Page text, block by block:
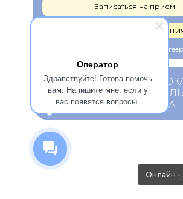
Оператор
Здравствуйте! Готова помочь
вам. Напишите мне, если у
вас появятся вопросы.
Правовая
Записаться на прием
Изображения взяты с
ИМЕЮТСЯ
НЕОБХОДИМА
СПЕЦИАЛИСТА
Онлайн -